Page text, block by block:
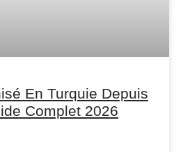
En Turquie Depuis
Complet 2026